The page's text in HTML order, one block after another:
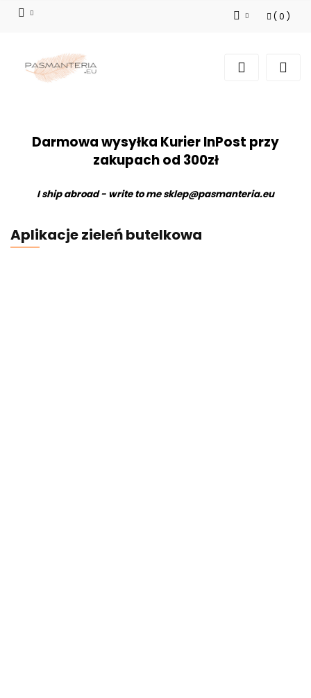
( 0 )
Darmowa wysyłka Kurier InPost przy
zakupach od 300zł
I ship abroad - write to mesklep@pasmanteria.eu
Aplikacje zieleń butelkowa